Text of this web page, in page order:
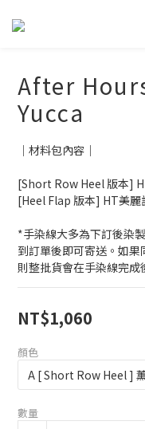
After
Yucca
｜材料包內容｜
[Short Row Heel 版本]
[Heel Flap 版本] HT美麗
*手染線大多為下訂後染
到訂單後即可寄送。如果
則整批貨會在手染線完成
NT$1,060
顏色
數量